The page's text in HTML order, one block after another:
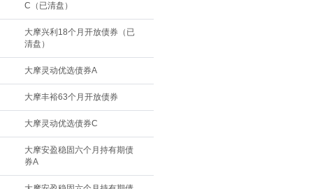
C（已清盘）
大摩兴利18个月开放债券（已
清盘）
大摩灵动优选债券A
大摩丰裕63个月开放债券
大摩灵动优选债券C
大摩安盈稳固六个月持有期债
券A